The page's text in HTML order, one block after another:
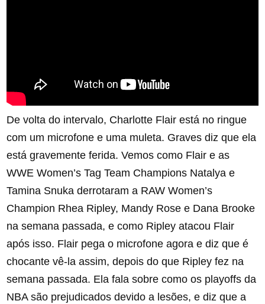
De volta do intervalo, Charlotte Flair está no ringue
com um microfone e uma muleta. Graves diz que ela
está gravemente ferida. Vemos como Flair e as
WWE Women’s Tag Team Champions Natalya e
Tamina Snuka derrotaram a RAW Women’s
Champion Rhea Ripley, Mandy Rose e Dana Brooke
na semana passada, e como Ripley atacou Flair
após isso. Flair pega o microfone agora e diz que é
chocante vê-la assim, depois do que Ripley fez na
semana passada. Ela fala sobre como os playoffs da
NBA são prejudicados devido a lesões, e diz que a